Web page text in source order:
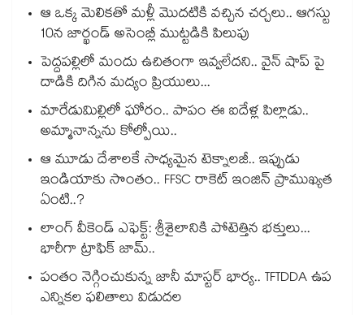
ఆ ఒక్క మెలికతో మళ్లీ మొదటికి వచ్చిన చర్చలు.. ఆగస్టు
10న జార్ఖండ్ అసెంబ్లీ ముట్టడికి పిలుపు
పెద్దపల్లిలో మందు ఉచితంగా ఇవ్వలేదని.. వైన్ షాప్ పై
దాడికి దిగిన మద్యం ప్రియులు...
మారేడుమిల్లిలో ఘోరం.. పాపం ఈ ఐదేళ్ల పిల్లాడు..
అమ్మానాన్నను కోల్పోయి..
ఆ మూడు దేశాలకే సాధ్యమైన టెక్నాలజీ.. ఇప్పుడు
ఇండియాకు సొంతం.. FFSC రాకెట్ ఇంజిన్ ప్రాముఖ్యత
ఏంటి..?
లాంగ్ వీకెండ్ ఎఫెక్ట్: శ్రీశైలానికి పోటెత్తిన భక్తులు...
భారీగా ట్రాఫిక్ జామ్..
పంతం నెగ్గించుకున్న జానీ మాస్టర్ భార్య.. TFTDDA ఉప
ఎన్నికల ఫలితాలు విడుదల